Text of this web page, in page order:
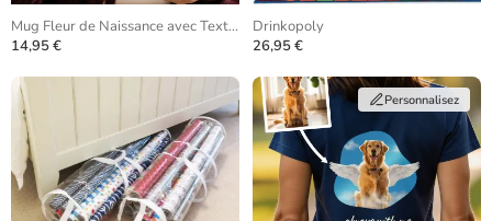
Mug Fleur de Naissance avec Texte Personnalisé
14,95 €
Drinkopoly
26,95 €
Personnalisez